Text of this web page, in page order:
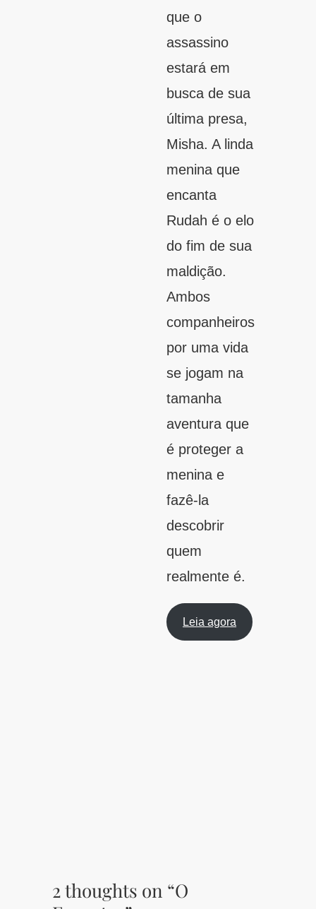
que o
assassino
estará em
busca de sua
última presa,
Misha. A linda
menina que
encanta
Rudah é o elo
do fim de sua
maldição.
Ambos
companheiros
por uma vida
se jogam na
tamanha
aventura que
é proteger a
menina e
fazê-la
descobrir
quem
realmente é.
Leia agora
2 thoughts on “O